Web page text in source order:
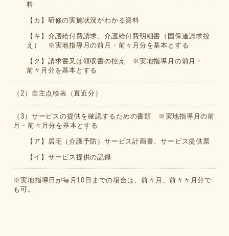
料
【カ】研修の実施状況がわかる資料
【キ】介護給付費請求、介護給付費明細書（国保連請求控
え） ※実地指導月の前月・前々月分を基本とする
【ク】請求書又は領収書の控え ※実地指導月の前月・
前々月分を基本とする
（2）自主点検表（直近分）
（3）サービスの提供を確認するための書類 ※実地指導月の前
月・前々月分を基本とする
【ア】居宅（介護予防）サービス計画書、サービス提供票
【イ】サービス提供の記録
※実地指導日が毎月10日までの場合は、前々月、前々々月分で
も可。